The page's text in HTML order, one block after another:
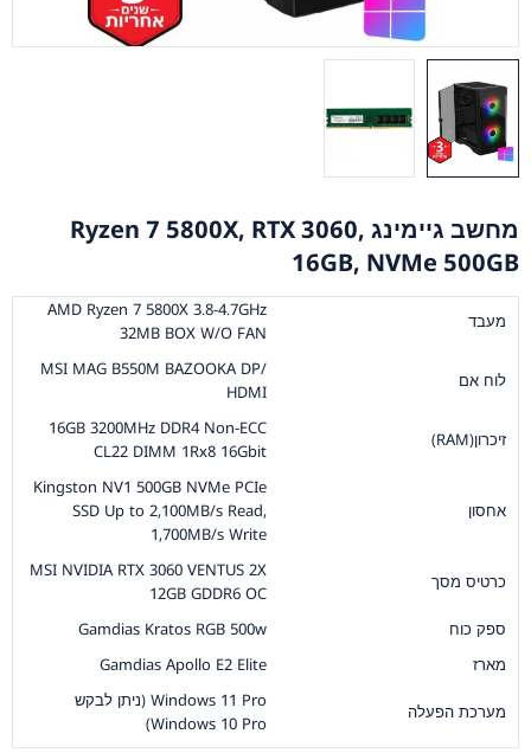
מחשב גיימינג Ryzen 7 5800X, RTX 3060,
16GB, NVMe 500GB
מעבד
AMD Ryzen 7 5800X 3.8-4.7GHz
32MB BOX W/O FAN
לוח אם
MSI MAG B550M BAZOOKA DP/
HDMI
זיכרון(RAM)
16GB 3200MHz DDR4 Non-ECC
CL22 DIMM 1Rx8 16Gbit
אחסון
Kingston NV1 500GB NVMe PCIe
SSD Up to 2,100MB/s Read,
1,700MB/s Write
כרטיס מסך
MSI NVIDIA RTX 3060 VENTUS 2X
12GB GDDR6 OC
ספק כוח
Gamdias Kratos RGB 500w
מארז
Gamdias Apollo E2 Elite
מערכת הפעלה
Windows 11 Pro (ניתן לבקש
Windows 10 Pro)